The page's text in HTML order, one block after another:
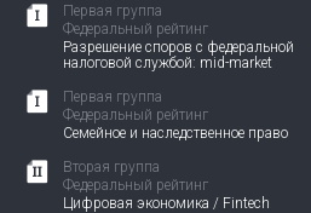
Первая группа
Федеральный рейтинг
Разрешение споров с федеральной
налоговой службой: mid-market
Первая группа
Федеральный рейтинг
Семейное и наследственное право
Вторая группа
Федеральный рейтинг
Цифровая экономика / Fintech